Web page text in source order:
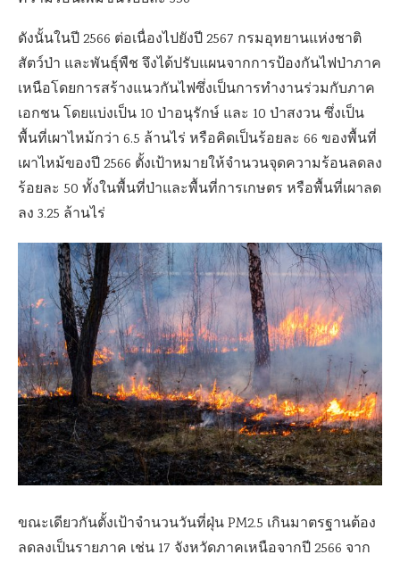
ดังนั้นในปี 2566 ต่อเนื่องไปยังปี 2567 กรมอุทยานแห่งชาติ
สัตว์ป่า และพันธุ์พืช จึงได้ปรับแผนจากการป้องกันไฟป่าภาค
เหนือโดยการสร้างแนวกันไฟซึ่งเป็นการทำงานร่วมกับภาค
เอกชน โดยแบ่งเป็น 10 ป่าอนุรักษ์ และ 10 ป่าสงวน ซึ่งเป็น
พื้นที่เผาไหม้กว่า 6.5 ล้านไร่ หรือคิดเป็นร้อยละ 66 ของพื้นที่
เผาไหม้ของปี 2566 ตั้งเป้าหมายให้จำนวนจุดความร้อนลดลง
ร้อยละ 50 ทั้งในพื้นที่ป่าและพื้นที่การเกษตร หรือพื้นที่เผาลด
ลง 3.25 ล้านไร่
ขณะเดียวกันตั้งเป้าจำนวนวันที่ฝุ่น PM2.5 เกินมาตรฐานต้อง
ลดลงเป็นรายภาค เช่น 17 จังหวัดภาคเหนือจากปี 2566 จาก